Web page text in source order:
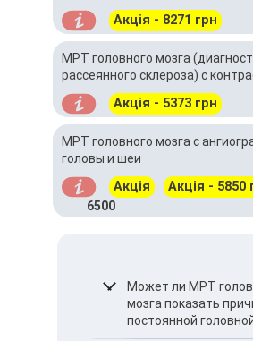
Акція - 8271 грн
МРТ головного мозга
рассеянного склероза) с
Акція - 5373 грн
МРТ головного мозга с
головы и шеи
Акція Акція - 5850
6500
Может ли МРТ
мозга показать
постоянной